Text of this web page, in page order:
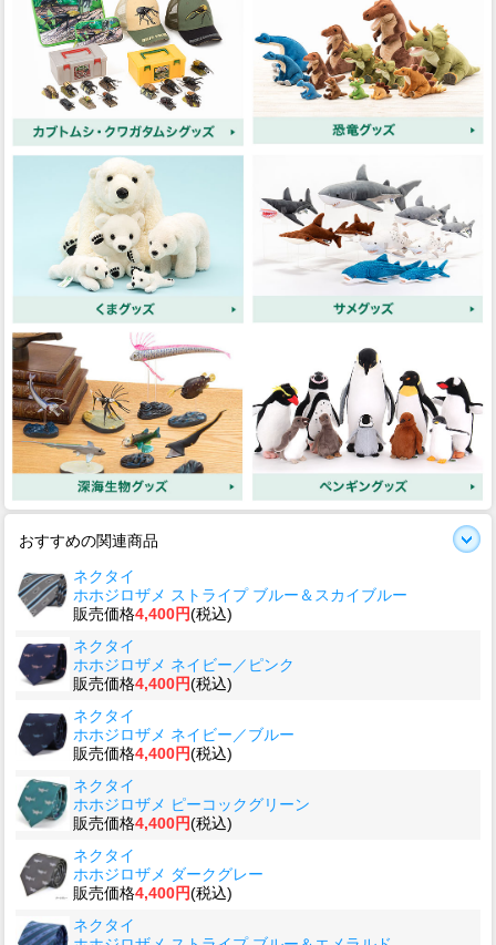
おすすめの関連商品
ネクタイ
ホホジロザメ ストライプ ブルー＆スカイブルー
販売価格4,400円(税込)
ネクタイ
ホホジロザメ ネイビー／ピンク
販売価格4,400円(税込)
ネクタイ
ホホジロザメ ネイビー／ブルー
販売価格4,400円(税込)
ネクタイ
ホホジロザメ ピーコックグリーン
販売価格4,400円(税込)
ネクタイ
ホホジロザメ ダークグレー
販売価格4,400円(税込)
ネクタイ